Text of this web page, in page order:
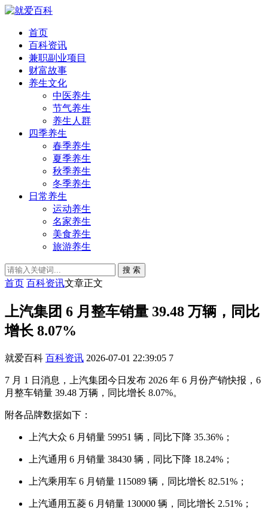
首页
百科资讯
兼职副业项目
财富故事
养生文化
中医养生
节气养生
养生人群
四季养生
春季养生
夏季养生
秋季养生
冬季养生
日常养生
运动养生
名家养生
美食养生
旅游养生
搜 索
首页 百科资讯文章正文
上汽集团 6 月整车销量 39.48 万辆，同比
增长 8.07%
就爱百科 百科资讯 2026-07-01 22:39:05 7
7 月 1 日消息，上汽集团今日发布 2026 年 6 月份产销快报，6
月整车销量 39.48 万辆，同比增长 8.07%。
附各品牌数据如下：
上汽大众 6 月销量 59951 辆，同比下降 35.36%；
上汽通用 6 月销量 38430 辆，同比下降 18.24%；
上汽乘用车 6 月销量 115089 辆，同比增长 82.51%；
上汽通用五菱 6 月销量 130000 辆，同比增长 2.51%；